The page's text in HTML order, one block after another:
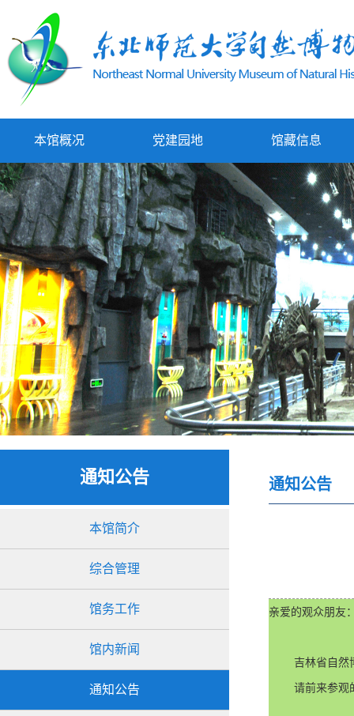
本馆概况 党建园地 馆藏信息
通知公告
本馆简介
综合管理
馆务工作
馆内新闻
通知公告
通知公告
亲爱的观众朋友
吉林省自然博
请前来参观的